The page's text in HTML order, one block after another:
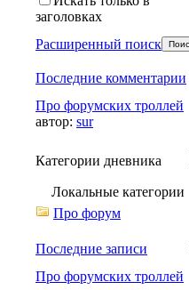
заголовках
Расширенный поиск
Последние комментарии
Про форумских троллей
автор: sur
Категории дневника
Локальные категории
Про форум
Последние записи
Про форумских троллей